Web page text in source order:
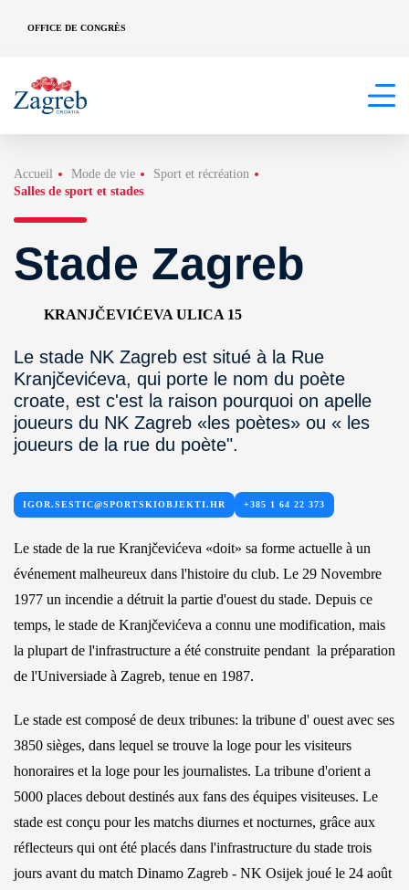
OFFICE DE CONGRÈS
Accueil Mode de vie
Sport et récréation
Salles de sport et stades
Stade Zagreb
KRANJČEVIĆEVA ULICA 15
Le stade NK Zagreb est situé à la Rue
Kranjčevićeva, qui porte le nom du poète
croate, est c'est la raison pourquoi on apelle
joueurs du NK Zagreb «les poètes» ou « les
joueurs de la rue du poète".
IGOR.SESTIC@SPORTSKIOBJEKTI.HR +385 1 64 22 373
Le stade de la rue Kranjčevićeva «doit» sa forme actuelle à un
événement malheureux dans l'histoire du club. Le 29 Novembre
1977 un incendie a détruit la partie d'ouest du stade. Depuis ce
temps, le stade de Kranjčevićeva a connu une modification, mais
la plupart de l'infrastructure a été construite pendant la préparation
de l'Universiade à Zagreb, tenue en 1987.
Le stade est composé de deux tribunes: la tribune d' ouest avec ses
3850 sièges, dans lequel se trouve la loge pour les visiteurs
honoraires et la loge pour les journalistes. La tribune d'orient a
5000 places debout destinés aux fans des équipes visiteuses. Le
stade est conçu pour les matchs diurnes et nocturnes, grâce aux
réflecteurs qui ont été placés dans l'infrastructure du stade trois
jours avant du match Dinamo Zagreb - NK Osijek joué le 24 août